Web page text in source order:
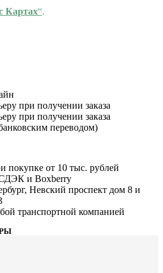
Картах“.
при получении заказа
при получении заказа
переводом)
покупке от 10 тыс. рублей
и Boxberry
Невский проспект дом 8 и
транспортной компанией